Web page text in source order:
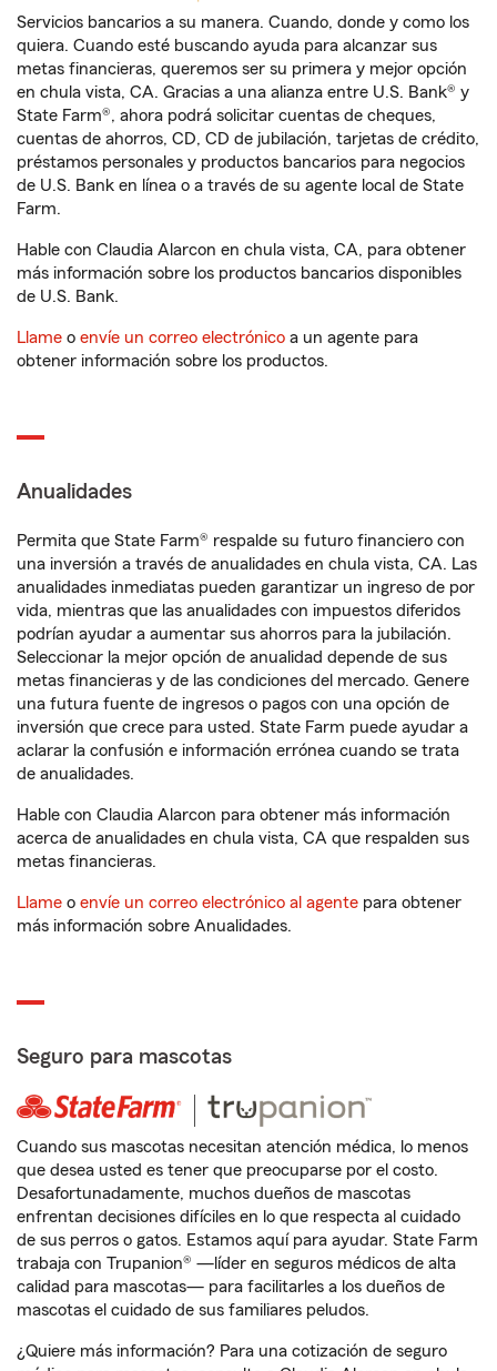
Servicios bancarios a su manera. Cuando, donde y como los
quiera. Cuando esté buscando ayuda para alcanzar sus
metas financieras, queremos ser su primera y mejor opción
en chula vista, CA. Gracias a una alianza entre U.S. Bank® y
State Farm®, ahora podrá solicitar cuentas de cheques,
cuentas de ahorros, CD, CD de jubilación, tarjetas de crédito,
préstamos personales y productos bancarios para negocios
de U.S. Bank en línea o a través de su agente local de State
Farm.
Hable con Claudia Alarcon en chula vista, CA, para obtener
más información sobre los productos bancarios disponibles
de U.S. Bank.
Llame o envíe un correo electrónico a un agente para
obtener información sobre los productos.
Anualidades
Permita que State Farm® respalde su futuro financiero con
una inversión a través de anualidades en chula vista, CA. Las
anualidades inmediatas pueden garantizar un ingreso de por
vida, mientras que las anualidades con impuestos diferidos
podrían ayudar a aumentar sus ahorros para la jubilación.
Seleccionar la mejor opción de anualidad depende de sus
metas financieras y de las condiciones del mercado. Genere
una futura fuente de ingresos o pagos con una opción de
inversión que crece para usted. State Farm puede ayudar a
aclarar la confusión e información errónea cuando se trata
de anualidades.
Hable con Claudia Alarcon para obtener más información
acerca de anualidades en chula vista, CA que respalden sus
metas financieras.
Llame o envíe un correo electrónico al agente para obtener
más información sobre Anualidades.
Seguro para mascotas
Cuando sus mascotas necesitan atención médica, lo menos
que desea usted es tener que preocuparse por el costo.
Desafortunadamente, muchos dueños de mascotas
enfrentan decisiones difíciles en lo que respecta al cuidado
de sus perros o gatos. Estamos aquí para ayudar. State Farm
trabaja con Trupanion® —líder en seguros médicos de alta
calidad para mascotas— para facilitarles a los dueños de
mascotas el cuidado de sus familiares peludos.
¿Quiere más información? Para una cotización de seguro